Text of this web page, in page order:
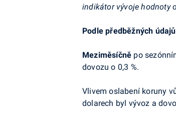
indikátor vývoje hodnoty
Podle předběžných
Meziměsíčně po
dovozu o 0,3 %.
Vlivem oslabení koruny
dolarech byl vývoz a